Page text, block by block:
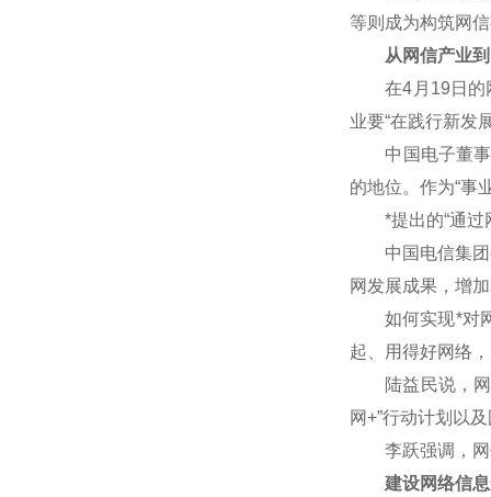
等则成为构筑网
从网信产业到
在4月19日的网
业要“在践行新发
中国电子董事长
的地位。作为“事
*提出的“通过网
中国电信集团公
网发展成果，增
如何实现*对网
起、用得好网络
陆益民说，网
网+”行动计划以
李跃强调，网
建设网络信息